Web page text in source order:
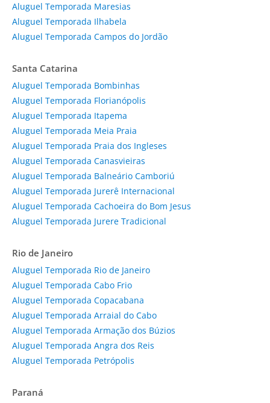
Aluguel Temporada Maresias
Aluguel Temporada Ilhabela
Aluguel Temporada Campos do Jordão
Santa Catarina
Aluguel Temporada Bombinhas
Aluguel Temporada Florianópolis
Aluguel Temporada Itapema
Aluguel Temporada Meia Praia
Aluguel Temporada Praia dos Ingleses
Aluguel Temporada Canasvieiras
Aluguel Temporada Balneário Camboriú
Aluguel Temporada Jurerê Internacional
Aluguel Temporada Cachoeira do Bom Jesus
Aluguel Temporada Jurere Tradicional
Rio de Janeiro
Aluguel Temporada Rio de Janeiro
Aluguel Temporada Cabo Frio
Aluguel Temporada Copacabana
Aluguel Temporada Arraial do Cabo
Aluguel Temporada Armação dos Búzios
Aluguel Temporada Angra dos Reis
Aluguel Temporada Petrópolis
Paraná